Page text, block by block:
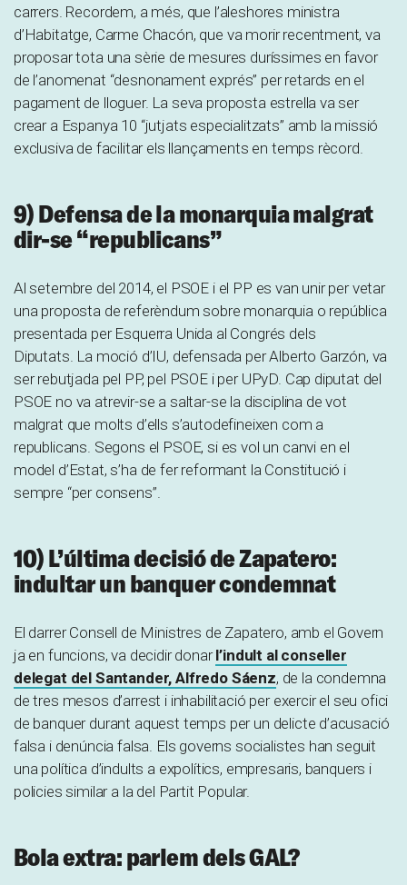
carrers. Recordem, a més, que l’aleshores ministra
d’Habitatge, Carme Chacón, que va morir recentment, va
proposar tota una sèrie de mesures duríssimes en favor
de l’anomenat “desnonament exprés” per retards en el
pagament de lloguer. La seva proposta estrella va ser
crear a Espanya 10 “jutjats especialitzats” amb la missió
exclusiva de facilitar els llançaments en temps rècord.
9) Defensa de la monarquia malgrat
dir-se “republicans”
Al setembre del 2014, el PSOE i el PP es van unir per vetar
una proposta de referèndum sobre monarquia o república
presentada per Esquerra Unida al Congrés dels
Diputats. La moció d’IU, defensada per Alberto Garzón, va
ser rebutjada pel PP, pel PSOE i per UPyD. Cap diputat del
PSOE no va atrevir-se a saltar-se la disciplina de vot
malgrat que molts d’ells s’autodefineixen com a
republicans. Segons el PSOE, si es vol un canvi en el
model d’Estat, s’ha de fer reformant la Constitució i
sempre “per consens”.
10) L’última decisió de Zapatero:
indultar un banquer condemnat
El darrer Consell de Ministres de Zapatero, amb el Govern
ja en funcions, va decidir donarl’indult al conseller
delegat del Santander, Alfredo Sáenz, de la condemna
de tres mesos d’arrest i inhabilitació per exercir el seu ofici
de banquer durant aquest temps per un delicte d’acusació
falsa i denúncia falsa. Els governs socialistes han seguit
una política d’indults a expolítics, empresaris, banquers i
policies similar a la del Partit Popular.
Bola extra: parlem dels GAL?